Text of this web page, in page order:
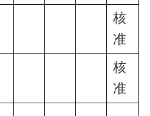
核
准
核
准